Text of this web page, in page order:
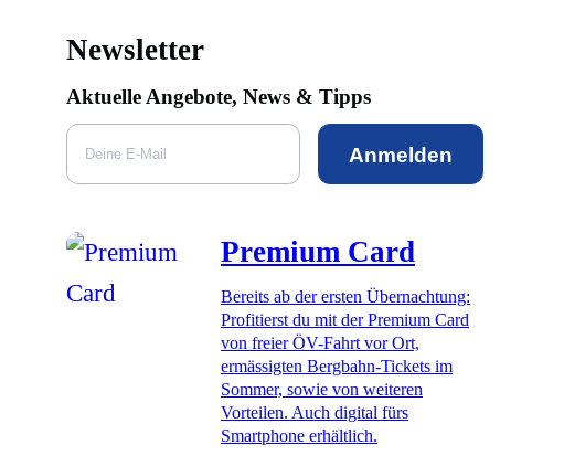
Newsletter
Aktuelle Angebote, News & Tipps
Anmelden
Premium Card
Bereits ab der ersten Übernachtung:
Profitierst du mit der Premium Card
von freier ÖV-Fahrt vor Ort,
ermässigten Bergbahn-Tickets im
Sommer, sowie von weiteren
Vorteilen. Auch digital fürs
Smartphone erhältlich.